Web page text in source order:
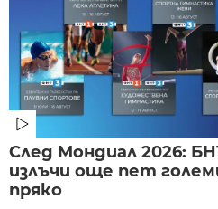
След Мондиал 2026:
излъчи още пет
пряко